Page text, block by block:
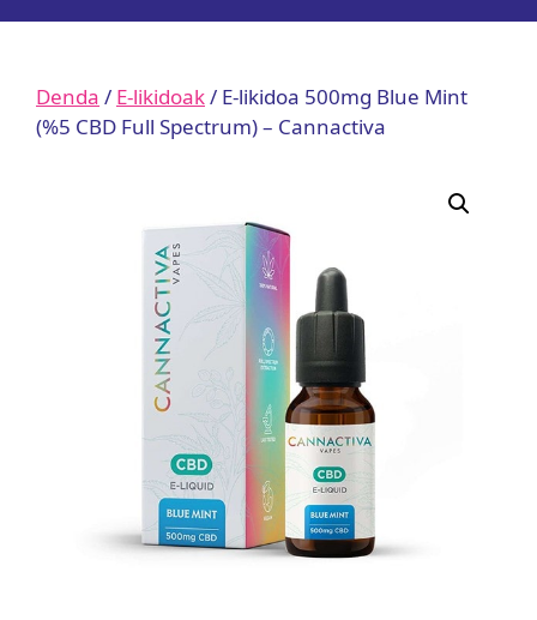
Denda / E-likidoak/ E-likidoa 500mg Blue Mint
(%5 CBD Full Spectrum) – Cannactiva